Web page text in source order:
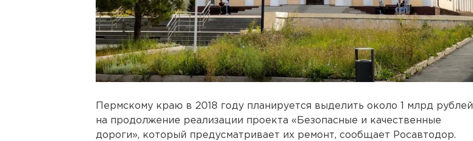
Пермскому краю в 2018 году планируется выделить около 1 млрд рублей
на продолжение реализации проекта «Безопасные и качественные
дороги», который предусматривает их ремонт, сообщает Росавтодор.